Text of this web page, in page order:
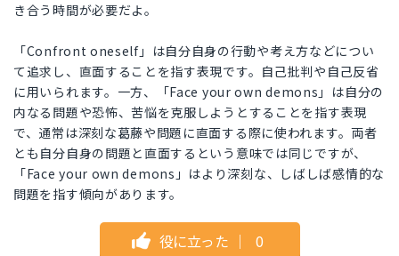
き合う時間が必要だよ。
「Confront oneself」は自分自身の行動や考え方などについ
て追求し、直面することを指す表現です。自己批判や自己反省
に用いられます。一方、「Face your own demons」は自分の
内なる問題や恐怖、苦悩を克服しようとすることを指す表現
で、通常は深刻な葛藤や問題に直面する際に使われます。両者
とも自分自身の問題と直面するという意味では同じですが、
「Face your own demons」はより深刻な、しばしば感情的な
問題を指す傾向があります。
役に立った ｜ 0